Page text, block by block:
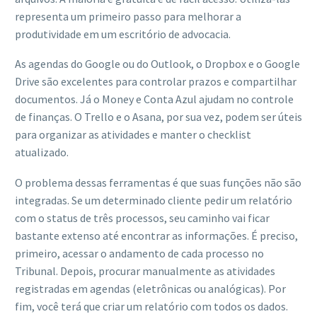
representa um primeiro passo para melhorar a
produtividade em um escritório de advocacia.
As agendas do Google ou do Outlook, o Dropbox e o Google
Drive são excelentes para controlar prazos e compartilhar
documentos. Já o Money e Conta Azul ajudam no controle
de finanças. O Trello e o Asana, por sua vez, podem ser úteis
para organizar as atividades e manter o checklist
atualizado.
O problema dessas ferramentas é que suas funções não são
integradas. Se um determinado cliente pedir um relatório
com o status de três processos, seu caminho vai ficar
bastante extenso até encontrar as informações. É preciso,
primeiro, acessar o andamento de cada processo no
Tribunal. Depois, procurar manualmente as atividades
registradas em agendas (eletrônicas ou analógicas). Por
fim, você terá que criar um relatório com todos os dados.